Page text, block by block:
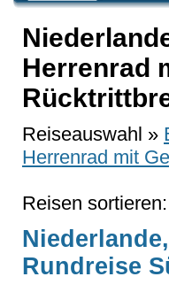
Herrenrad
Reiseauswahl »
Herrenrad mit
Reisen sortieren:
Rundreise